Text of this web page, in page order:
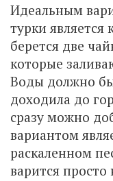
Идеальным
турки
берется две
которые
Воды должно
доходила до
сразу можно
вариантом
раскаленном
варится